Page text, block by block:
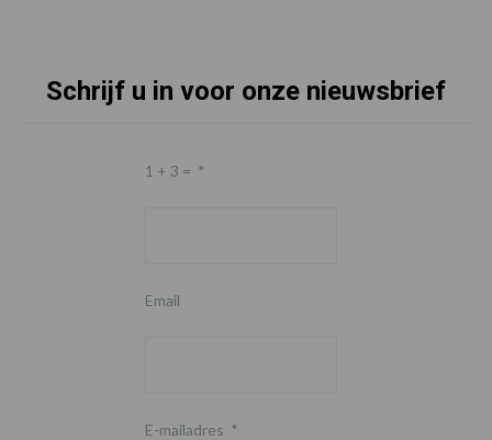
Schrijf u in voor onze nieuwsbrief
1 + 3 = *
Email
E-mailadres *